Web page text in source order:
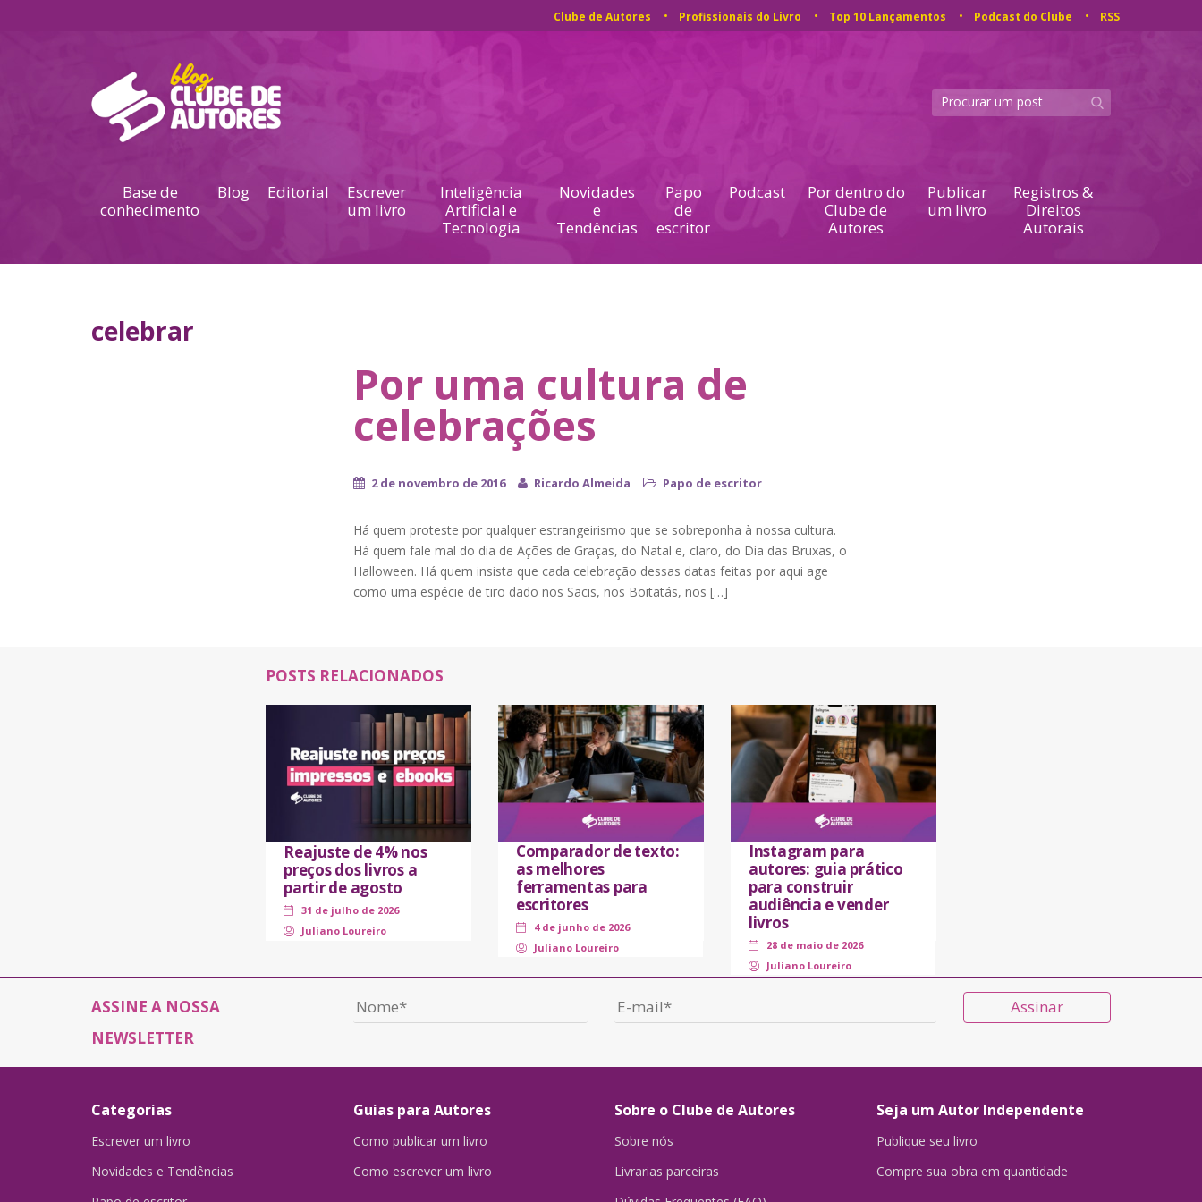
Clube de Autores Profissionais do Livro Top 10 Lançamentos Podcast do Clube RSS
Base de
conhecimento
Blog Editorial
Escrever
um livro
Inteligência
Artificial e
Tecnologia
Novidades
e
Tendências
Papo
de
escritor
Podcast
Por dentro do
Clube de
Autores
Publicar
um livro
Registros &
Direitos
Autorais
celebrar
Por uma cultura de
celebrações
2 de novembro de 2016 Ricardo Almeida Papo de escritor
Há quem proteste por qualquer estrangeirismo que se sobreponha à nossa cultura.
Há quem fale mal do dia de Ações de Graças, do Natal e, claro, do Dia das Bruxas, o
Halloween. Há quem insista que cada celebração dessas datas feitas por aqui age
como uma espécie de tiro dado nos Sacis, nos Boitatás, nos […]
POSTS RELACIONADOS
Reajuste de 4% nos
preços dos livros a
partir de agosto
31 de julho de 2026
Juliano Loureiro
Comparador de texto:
as melhores
ferramentas para
escritores
4 de junho de 2026
Juliano Loureiro
Instagram para
autores: guia prático
para construir
audiência e vender
livros
28 de maio de 2026
Juliano Loureiro
ASSINE A NOSSA
NEWSLETTER
Assinar
Categorias
Escrever um livro
Novidades e Tendências
Guias para Autores
Como publicar um livro
Como escrever um livro
Sobre o Clube de Autores
Sobre nós
Livrarias parceiras
Seja um Autor Independente
Publique seu livro
Compre sua obra em quantidade